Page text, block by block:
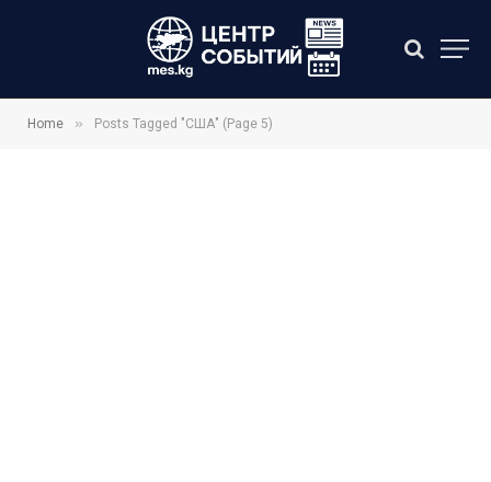
Home » Posts Tagged "США" (Page 5)